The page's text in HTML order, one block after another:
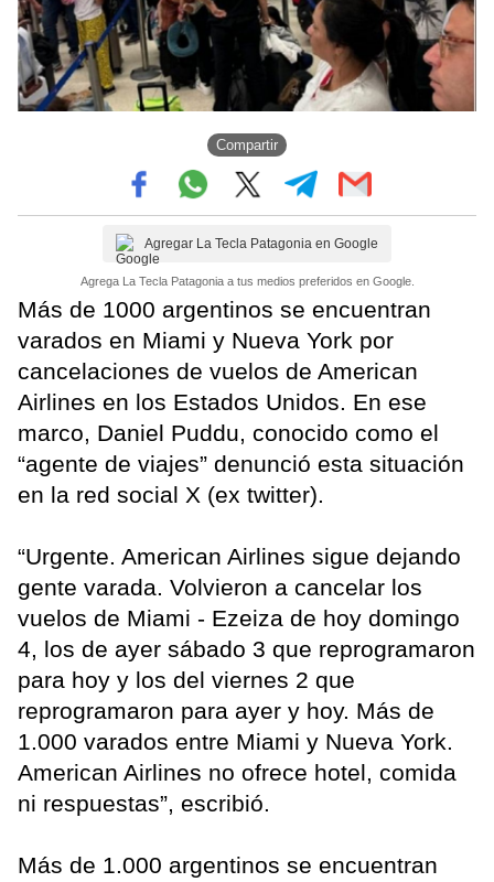
Compartir
Agregar La Tecla Patagonia en Google
Agrega La Tecla Patagonia a tus medios preferidos en Google.
Más de 1000 argentinos se encuentran
varados en Miami y Nueva York por
cancelaciones de vuelos de American
Airlines en los Estados Unidos. En ese
marco, Daniel Puddu, conocido como el
“agente de viajes” denunció esta situación
en la red social X (ex twitter).
“Urgente. American Airlines sigue dejando
gente varada. Volvieron a cancelar los
vuelos de Miami - Ezeiza de hoy domingo
4, los de ayer sábado 3 que reprogramaron
para hoy y los del viernes 2 que
reprogramaron para ayer y hoy. Más de
1.000 varados entre Miami y Nueva York.
American Airlines no ofrece hotel, comida
ni respuestas”, escribió.
Más de 1.000 argentinos se encuentran